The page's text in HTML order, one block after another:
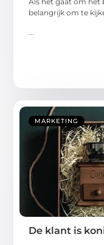
belangrijk om te
...
MARKETING
De klant is